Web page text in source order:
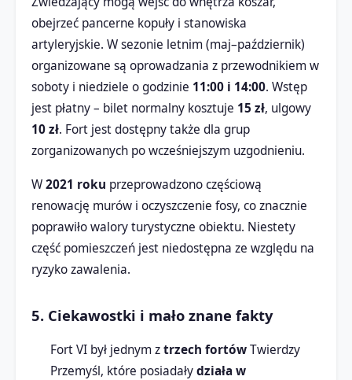
obejrzeć pancerne kopuły i stanowiska
artyleryjskie. W sezonie letnim (maj–październik)
organizowane są oprowadzania z przewodnikiem w
soboty i niedziele o godzinie 11:00 i 14:00. Wstęp
jest płatny – bilet normalny kosztuje 15 zł, ulgowy
10 zł. Fort jest dostępny także dla grup
zorganizowanych po wcześniejszym uzgodnieniu.
W2021 roku przeprowadzono częściową
renowację murów i oczyszczenie fosy, co znacznie
poprawiło walory turystyczne obiektu. Niestety
część pomieszczeń jest niedostępna ze względu na
ryzyko zawalenia.
5. Ciekawostki i mało znane fakty
Fort VI był jednym ztrzech fortówTwierdzy
Przemyśl, które posiadałydziała w